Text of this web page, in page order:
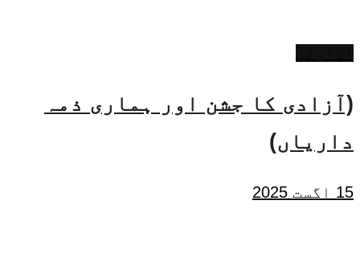
(آزادی کا جشن اور ہماری ذمہ
داریاں)
15 اگست 2025